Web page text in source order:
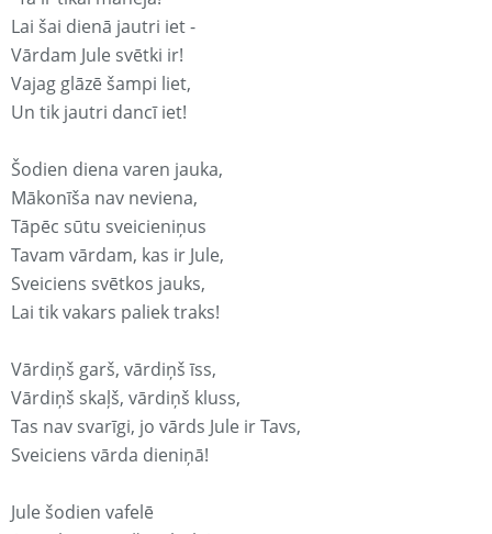
Lai šai dienā jautri iet -
Vārdam Jule svētki ir!
Vajag glāzē šampi liet,
Un tik jautri dancī iet!
Šodien diena varen jauka,
Mākonīša nav neviena,
Tāpēc sūtu sveicieniņus
Tavam vārdam, kas ir Jule,
Sveiciens svētkos jauks,
Lai tik vakars paliek traks!
Vārdiņš garš, vārdiņš īss,
Vārdiņš skaļš, vārdiņš kluss,
Tas nav svarīgi, jo vārds Jule ir Tavs,
Sveiciens vārda dieniņā!
Jule šodien vafelē